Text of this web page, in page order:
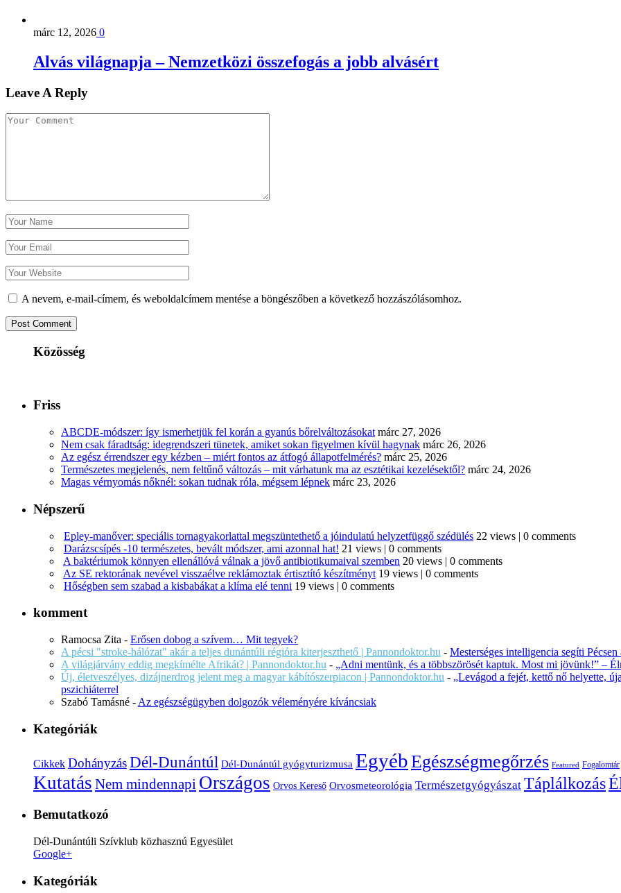
márc 12, 2026 0
Alvás világnapja – Nemzetközi összefogás a jobb alvásért
Leave A Reply
A nevem, e-mail-címem, és weboldalcímem mentése a böngészőben a következő hozzászólásomhoz.
Közösség
Friss
ABCDE‑módszer: így ismerhetjük fel korán a gyanús bőrelváltozásokat márc 27, 2026
Nem csak fáradtság: idegrendszeri tünetek, amiket sokan figyelmen kívül hagynak márc 26, 2026
Az egész érrendszer egy kézben – miért fontos az átfogó állapotfelmérés? márc 25, 2026
Természetes megjelenés, nem feltűnő változás – mit várhatunk ma az esztétikai kezelésektől? márc 24, 2026
Magas vérnyomás nőknél: sokan tudnak róla, mégsem lépnek márc 23, 2026
Népszerű
Epley-manőver: speciális tornagyakorlattal megszüntethető a jóindulatú helyzetfüggő szédülés 22 views | 0 comments
Darázscsípés -10 természetes, bevált módszer, ami azonnal hat! 21 views | 0 comments
A baktériumok könnyen ellenállóvá válnak a jövő antibiotikumaival szemben 20 views | 0 comments
Az SE rektorának nevével visszaélve reklámoztak értisztító készítményt 19 views | 0 comments
Hőségben sem szabad a kisbabákat a klíma elé tenni 19 views | 0 comments
komment
Ramocsa Zita - Erősen dobog a szívem… Mit tegyek?
A pécsi "stroke-hálózat" akár a teljes dunántúli régióra kiterjeszthető | Pannondoktor.hu - Mesterséges intelligencia segíti
A világjárvány eddig megkímélte Afrikát? | Pannondoktor.hu - „Adni mentünk, és a többszörösét kaptuk. Most mi jövünk!” –
Új, életveszélyes, dizájnerdrog jelent meg a magyar kábítószerpiacon | Pannondoktor.hu - „Levágod a fejét, kettő nő helyette,
pszichiáterrel
Szabó Tamásné - Az egészségügyben dolgozók véleményére kíváncsiak
Kategóriák
Cikkek DohányzásDél-Dunántúl Dél-Dunántúl gyógyturizmusa EgyébEgészségmegőrzés Featured Fogalomtár
Kutatás Nem mindennapi Országos Orvos Kereső Orvosmeteorológia Természetgyógyászat Táplálkozás
Bemutatkozó
Dél-Dunántúli Szívklub közhasznú Egyesület
Google+
Kategóriák